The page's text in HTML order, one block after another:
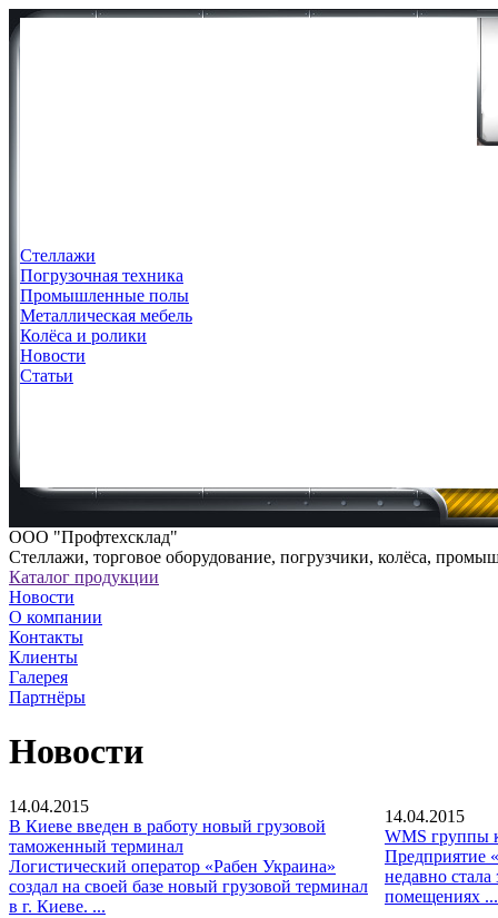
Стеллажи
Погрузочная техника
Промышленные полы
Металлическая мебель
Колёса и ролики
Новости
Статьи
ООО "Профтехсклад"
Cтеллажи, торговое оборудование, погрузчики, колёса,
Каталог продукции
Новости
О компании
Контакты
Клиенты
Галерея
Партнёры
Новости
14.04.2015
В Киеве введен в работу новый грузовой
таможенный терминал
Логистический оператор «Рабен Украина»
создал на своей базе новый грузовой терминал
в г. Киеве. ...
14.04.2015
WMS группы
Предприятие
недавно
помещениях ...